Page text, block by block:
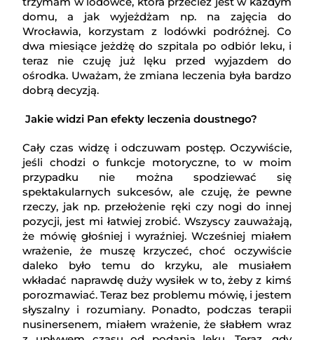
domu, a jak wyjeżdżam np. na zajęcia do
Wrocławia, korzystam z lodówki podróżnej. Co
dwa miesiące jeżdżę do szpitala po odbiór leku, i
teraz nie czuję już lęku przed wyjazdem do
ośrodka. Uważam, że zmiana leczenia była bardzo
dobrą decyzją.
Jakie widzi Pan efekty leczenia doustnego?
Cały czas widzę i odczuwam postęp. Oczywiście,
jeśli chodzi o funkcje motoryczne, to w moim
przypadku nie można spodziewać się
spektakularnych sukcesów, ale czuję, że pewne
rzeczy, jak np. przełożenie ręki czy nogi do innej
pozycji, jest mi łatwiej zrobić. Wszyscy zauważają,
że mówię głośniej i wyraźniej. Wcześniej miałem
wrażenie, że muszę krzyczeć, choć oczywiście
daleko było temu do krzyku, ale musiałem
wkładać naprawdę duży wysiłek w to, żeby z kimś
porozmawiać. Teraz bez problemu mówię, i jestem
słyszalny i rozumiany. Ponadto, podczas terapii
nusinersenem, miałem wrażenie, że słabłem wraz